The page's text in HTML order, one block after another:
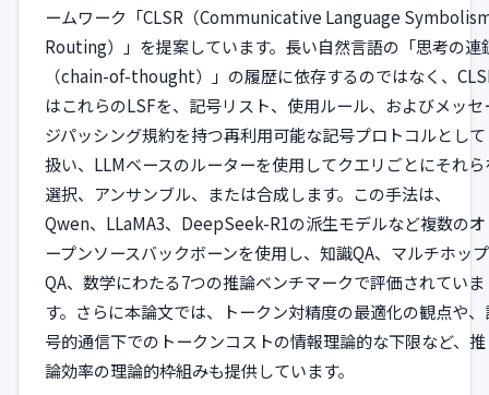
ームワーク「CLSR（Communicative Language
Routing）」を提案しています。長い自然言語の「思考の連
（chain-of-thought）」の履歴に依存するのではなく、
はこれらのLSFを、記号リスト、使用ルール、およびメッセ
ジパッシング規約を持つ再利用可能な記号プロトコルとして
扱い、LLMベースのルーターを使用してクエリごとにそれら
選択、アンサンブル、または合成します。この手法は、
Qwen、LLaMA3、DeepSeek-R1の派生モデルなど複数のオ
ープンソースバックボーンを使用し、知識QA、マルチホップ
QA、数学にわたる7つの推論ベンチマークで評価されていま
す。さらに本論文では、トークン対精度の最適化の観点や、
号的通信下でのトークンコストの情報理論的な下限など、推
論効率の理論的枠組みも提供しています。